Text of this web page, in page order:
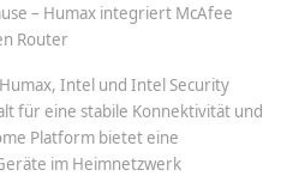
– Humax integriert McAfee
Router
Intel und Intel Security
für eine stabile Konnektivität und
Platform bietet eine
im Heimnetzwerk